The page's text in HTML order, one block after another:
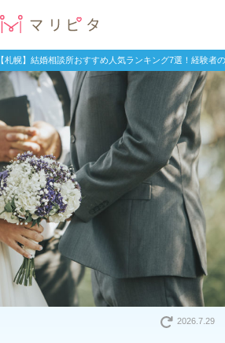
【札幌】結婚相談所おすすめ人気ランキング7選！経験者
2026.7.29